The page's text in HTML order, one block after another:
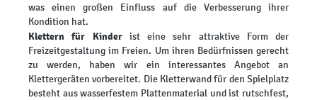
was einen großen Einfluss auf die Verbesserung ihrer
Kondition hat.
Klettern für Kinderist eine sehr attraktive Form der
Freizeitgestaltung im Freien. Um ihren Bedürfnissen gerecht
zu werden, haben wir ein interessantes Angebot an
Klettergeräten vorbereitet. Die Kletterwand für den Spielplatz
besteht aus wasserfestem Plattenmaterial und ist rutschfest,